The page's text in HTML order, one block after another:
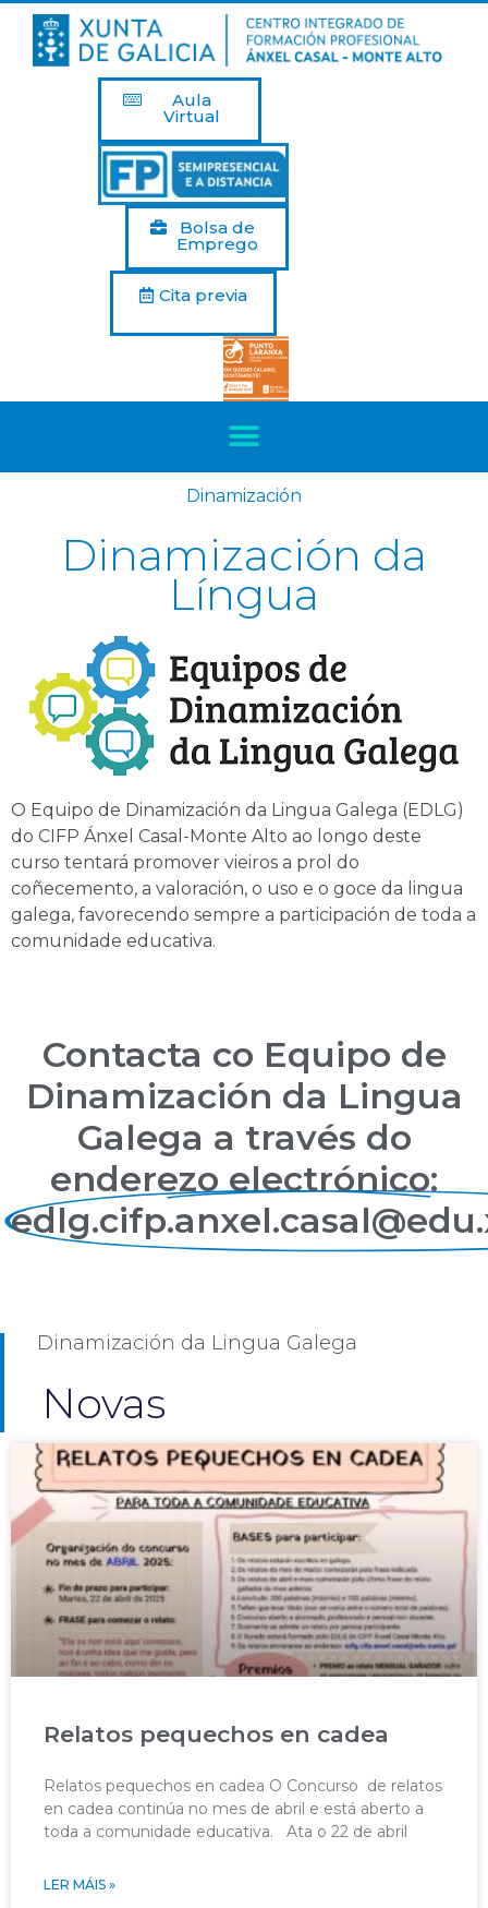
Aula
Virtual
Bolsa de
Emprego
Cita previa
Dinamización
Dinamización da
Língua
O Equipo de Dinamización da Lingua Galega (EDLG)
do CIFP Ánxel Casal-Monte Alto ao longo deste
curso tentará promover vieiros a prol do
coñecemento, a valoración, o uso e o goce da lingua
galega, favorecendo sempre a participación de toda a
comunidade educativa.
Contacta co Equipo de
Dinamización da Lingua
Galega a través do
enderezo electrónico:
Dinamización da Lingua Galega
Novas
Relatos pequechos en cadea
Relatos pequechos en cadea O Concurso de relatos
en cadea continúa no mes de abril e está aberto a
toda a comunidade educativa. Ata o 22 de abril
LER MÁIS »